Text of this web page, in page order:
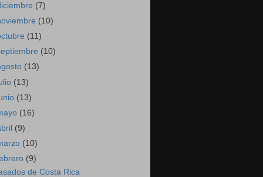
(7)
(10)
(11)
(10)
(13)
(13)
(13)
(16)
(9)
(10)
(9)
de Costa Rica